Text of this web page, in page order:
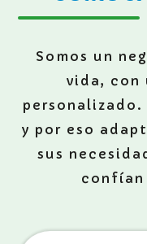
Somos un
vida, con
personalizado.
y por eso
sus
confían